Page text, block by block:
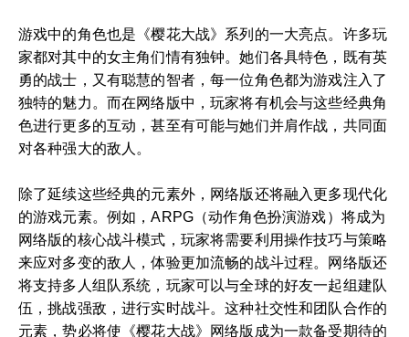
游戏中的角色也是《樱花大战》系列的一大亮点。许多玩
家都对其中的女主角们情有独钟。她们各具特色，既有英
勇的战士，又有聪慧的智者，每一位角色都为游戏注入了
独特的魅力。而在网络版中，玩家将有机会与这些经典角
色进行更多的互动，甚至有可能与她们并肩作战，共同面
对各种强大的敌人。
除了延续这些经典的元素外，网络版还将融入更多现代化
的游戏元素。例如，ARPG（动作角色扮演游戏）将成为
网络版的核心战斗模式，玩家将需要利用操作技巧与策略
来应对多变的敌人，体验更加流畅的战斗过程。网络版还
将支持多人组队系统，玩家可以与全球的好友一起组建队
伍，挑战强敌，进行实时战斗。这种社交性和团队合作的
元素，势必将使《樱花大战》网络版成为一款备受期待的